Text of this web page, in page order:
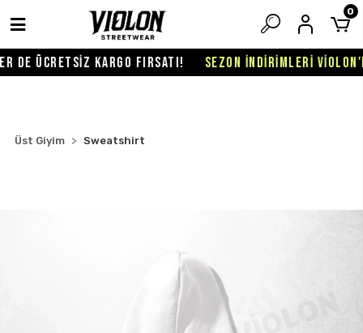
ÜCRETSİZ KARGO FIRSATI! SEZON İNDİRİMLERİ
0
Üst Giyim Sweatshirt